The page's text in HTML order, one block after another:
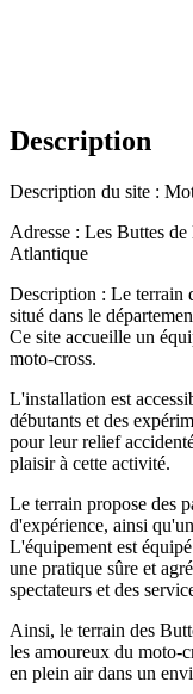
Description
Description du site :
Adresse : Les Buttes
Atlantique
Description : Le terrain
situé dans le
Ce site accueille un
moto-cross.
L'installation est
débutants et des
pour leur relief
plaisir à cette activité.
Le terrain propose des
d'expérience, ainsi
L'équipement est
une pratique sûre et
spectateurs et des
Ainsi, le terrain des
les amoureux du moto-
en plein air dans un